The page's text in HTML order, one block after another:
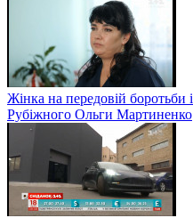
Жінка на передовій боротьби
Рубіжного Ольги Мартиненко